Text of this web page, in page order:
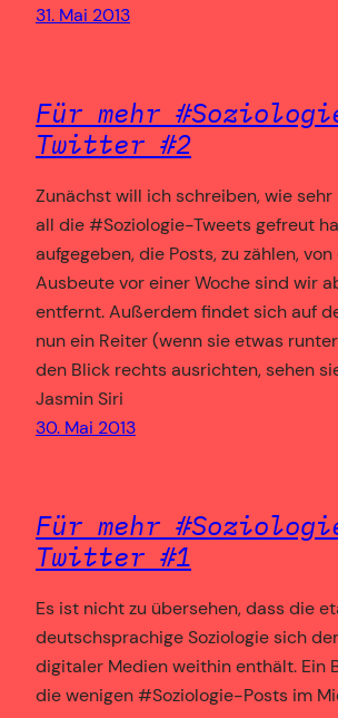
31. Mai 2013
Für mehr
Twitter #2
Zunächst will ich schreiben, wie
all die #Soziologie-Tweets gefreut
aufgegeben, die Posts, zu zählen,
Ausbeute vor einer Woche sind wir
entfernt. Außerdem findet sich auf
nun ein Reiter (wenn sie etwas
den Blick rechts ausrichten, sehen
Jasmin Siri
30. Mai 2013
Für mehr
Twitter #1
Es ist nicht zu übersehen, dass die
deutschsprachige Soziologie sich
digitaler Medien weithin enthält. Ein
die wenigen #Soziologie-Posts im